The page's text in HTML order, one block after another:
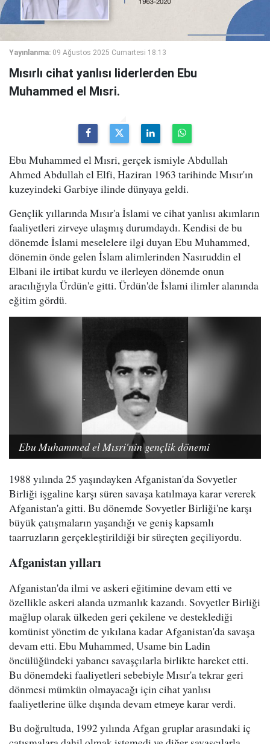
Yayınlanma: 09 Ağustos 2025 Cumartesi 18:13
Mısırlı cihat yanlısı liderlerden Ebu
Muhammed el Mısri.
Ebu Muhammed el Mısri, gerçek ismiyle Abdullah
Ahmed Abdullah el Elfi, Haziran 1963 tarihinde Mısır'ın
kuzeyindeki Garbiye ilinde dünyaya geldi.
Gençlik yıllarında Mısır'a İslami ve cihat yanlısı akımların
faaliyetleri zirveye ulaşmış durumdaydı. Kendisi de bu
dönemde İslami meselelere ilgi duyan Ebu Muhammed,
dönemin önde gelen İslam alimlerinden Nasıruddin el
Elbani ile irtibat kurdu ve ilerleyen dönemde onun
aracılığıyla Ürdün'e gitti. Ürdün'de İslami ilimler alanında
eğitim gördü.
Ebu Muhammed el Mısri'nin gençlik dönemi
1988 yılında 25 yaşındayken Afganistan'da Sovyetler
Birliği işgaline karşı süren savaşa katılmaya karar vererek
Afganistan'a gitti. Bu dönemde Sovyetler Birliği'ne karşı
büyük çatışmaların yaşandığı ve geniş kapsamlı
taarruzların gerçekleştirildiği bir süreçten geçiliyordu.
Afganistan yılları
Afganistan'da ilmi ve askeri eğitimine devam etti ve
özellikle askeri alanda uzmanlık kazandı. Sovyetler Birliği
mağlup olarak ülkeden geri çekilene ve desteklediği
komünist yönetim de yıkılana kadar Afganistan'da savaşa
devam etti. Ebu Muhammed, Usame bin Ladin
öncülüğündeki yabancı savaşçılarla birlikte hareket etti.
Bu dönemdeki faaliyetleri sebebiyle Mısır'a tekrar geri
dönmesi mümkün olmayacağı için cihat yanlısı
faaliyetlerine ülke dışında devam etmeye karar verdi.
Bu doğrultuda, 1992 yılında Afgan gruplar arasındaki iç